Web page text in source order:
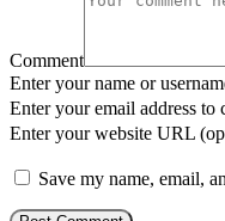
Comment
Enter your name or
Enter your email address to
Enter your website URL
Save my name, email,